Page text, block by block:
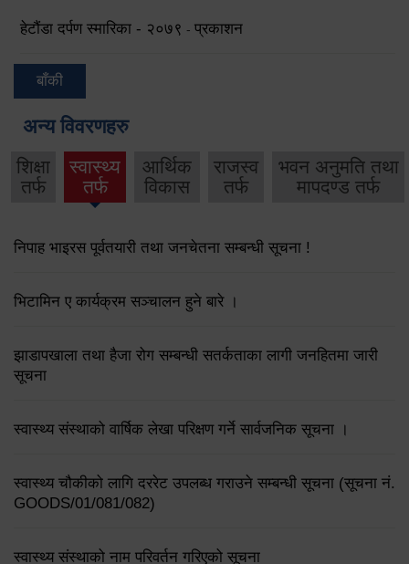
हेटौंडा दर्पण स्मारिका - २०७९ - प्रकाशन
बाँकी
अन्य विवरणहरु
शिक्षा
तर्फ
स्वास्थ्य
तर्फ
आर्थिक
विकास
राजस्व
तर्फ
भवन अनुमति तथा
मापदण्ड तर्फ
निपाह भाइरस पूर्वतयारी तथा जनचेतना सम्बन्धी सूचना !
भिटामिन ए कार्यक्रम सञ्चालन हुने बारे ।
झाडापखाला तथा हैजा रोग सम्बन्धी सतर्कताका लागी जनहितमा जारी
सूचना
स्वास्थ्य संस्थाको वार्षिक लेखा परिक्षण गर्ने सार्वजनिक सूचना ।
स्वास्थ्य चौकीको लागि दररेट उपलब्ध गराउने सम्बन्धी सूचना (सूचना नं.
GOODS/01/081/082)
स्वास्थ्य संस्थाको नाम परिवर्तन गरिएको सूचना